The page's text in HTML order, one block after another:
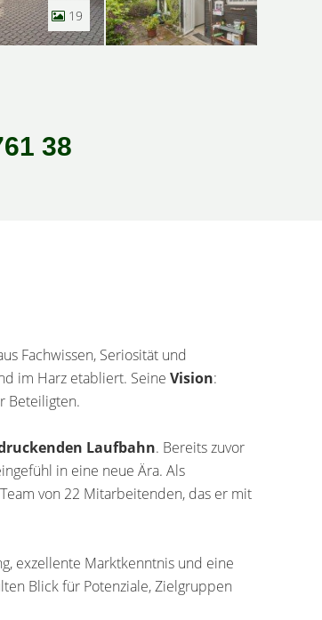
19
38
Fachwissen, Seriosität und
im Harz etabliert. Seine Vision:
Beteiligten.
Laufbahn. Bereits zuvor
in eine neue Ära. Als
von 22 Mitarbeitenden, das er mit
exzellente Marktkenntnis und eine
Blick für Potenziale, Zielgruppen